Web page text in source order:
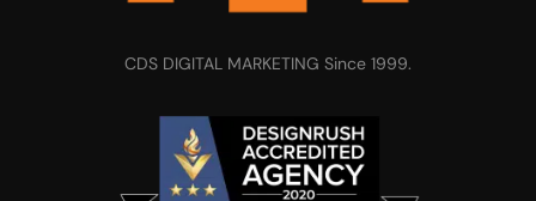
CDS DIGITAL MARKETING Since 1999.